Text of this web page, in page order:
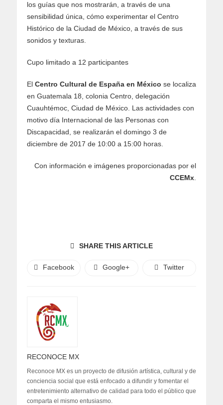
los guí­as que nos mostrarán, a través de una
sensibilidad única, cómo experimentar el Centro
Histórico de la Ciudad de México, a través de sus
sonidos y texturas.
Cupo limitado a 12 participantes
El Centro Cultural de España en México se localiza
en Guatemala 18, colonia Centro, delegación
Cuauhtémoc, Ciudad de México. Las actividades con
motivo día Internacional de las Personas con
Discapacidad, se realizarán el domingo 3 de
diciembre de 2017 de 10:00 a 15:00 horas.
Con información e imágenes proporcionadas por el
CCEMx
SHARE THIS ARTICLE
Facebook Google+ Twitter
RECONOCE MX
Reconoce MX es un proyecto de difusión artística, cultural y de
conciencia social que está enfocado a difundir y fomentar el
entretenimiento alternativo de calidad para todo el público que
comparta el mismo entusiasmo.